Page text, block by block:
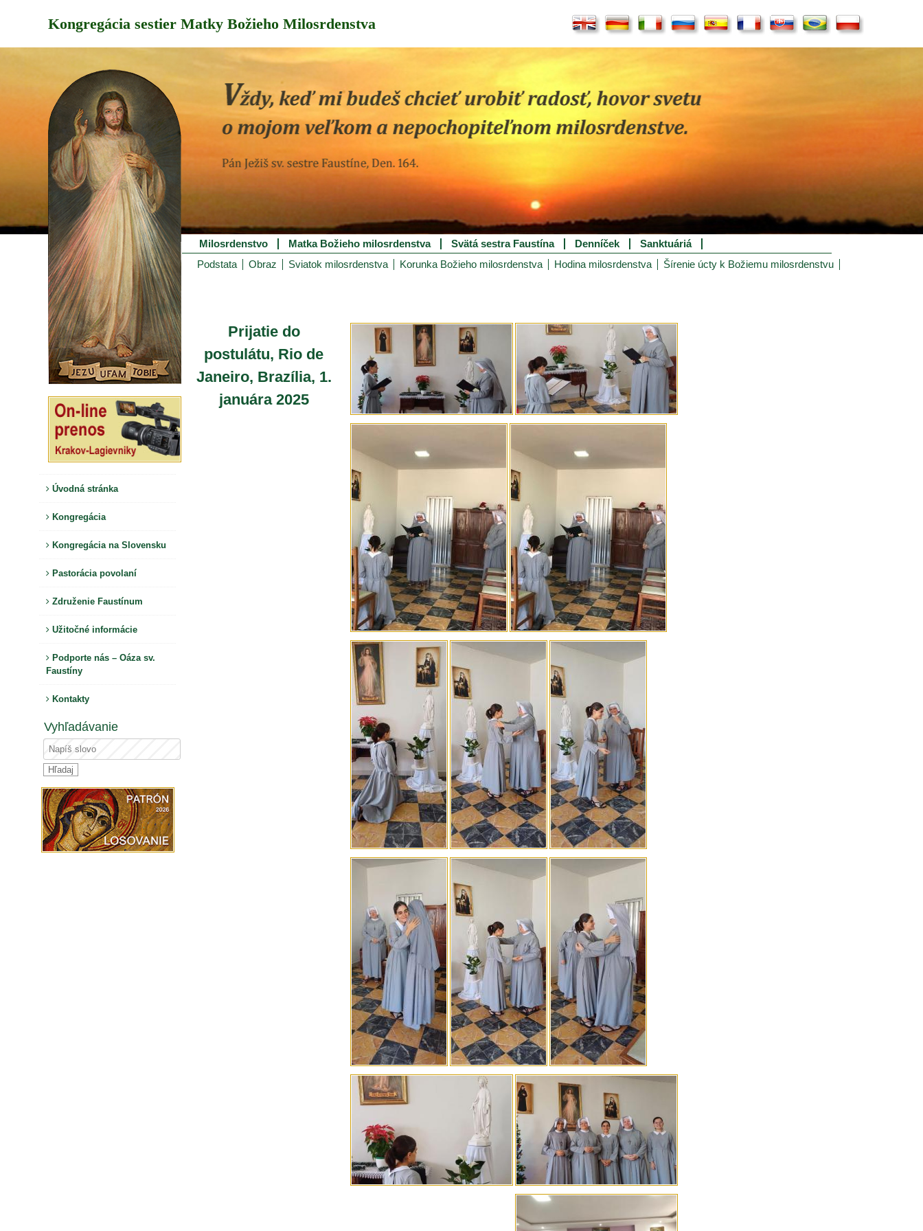
Kongregácia sestier Matky Božieho Milosrdenstva
Úvodná stránka
Kongregácia
Kongregácia na Slovensku
Pastorácia povolaní
Združenie Faustínum
Užitočné informácie
Podporte nás – Oáza sv.
Faustíny
Kontakty
Vyhľadávanie
Milosrdenstvo Matka Božieho milosrdenstva Svätá sestra Faustína Denníček
Sanktuáriá
Podstata
Obraz Sviatok milosrdenstva Korunka Božieho milosrdenstva Hodina milosrdenstva Šírenie úcty k Božiemu milosrdenstvu
Prijatie do
postulátu, Rio de
Janeiro, Brazília, 1.
januára 2025